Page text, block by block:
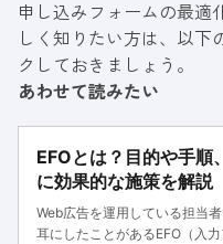
申し込みフォームの最適
しく知りたい方は、以下
クしておきましょう。
あわせて読みたい
EFOとは？目的や手順
に効果的な施策を解説
Web広告を運用している担当
耳にしたことがあるEFO（入